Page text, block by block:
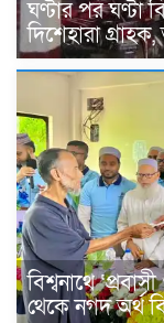
ঘণ্টার পর ঘণ্টা
দিশেহারা গ্রাহক,
বিশ্বনাথে
থেকে নগদ অর্থ